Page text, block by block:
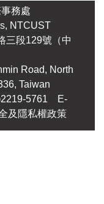
務處
NTCUST
三段129號（中
Road, North
Taiwan
5761
E-
及隱私權政策